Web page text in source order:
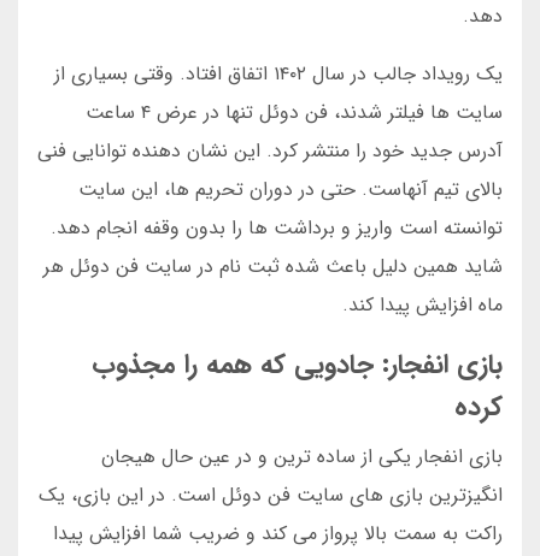
دهد.
یک رویداد جالب در سال ۱۴۰۲ اتفاق افتاد. وقتی بسیاری از
سایت ها فیلتر شدند، فن دوئل تنها در عرض ۴ ساعت
آدرس جدید خود را منتشر کرد. این نشان دهنده توانایی فنی
بالای تیم آنهاست. حتی در دوران تحریم ها، این سایت
توانسته است واریز و برداشت ها را بدون وقفه انجام دهد.
شاید همین دلیل باعث شده ثبت نام در سایت فن دوئل هر
ماه افزایش پیدا کند.
بازی انفجار: جادویی که همه را مجذوب
کرده
بازی انفجار یکی از ساده ترین و در عین حال هیجان
انگیزترین بازی های سایت فن دوئل است. در این بازی، یک
راکت به سمت بالا پرواز می کند و ضریب شما افزایش پیدا